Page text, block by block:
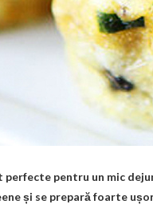
perfecte pentru un mic
și se prepară foarte